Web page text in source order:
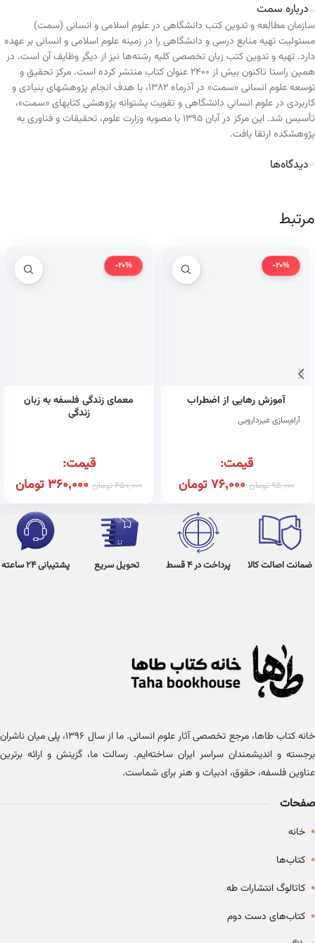
درباره سمت
سازمان مطالعه و تدوین کتب دانشگاهی در علوم اسلامی و انسانی (سمت)
مسئولیت تهیه منابع درسی و دانشگاهی را در زمینه علوم اسلامی و انسانی بر عهده
دارد. تهیه و تدوین کتب زبان تخصصی کلیه رشته‌ها نیز از دیگر وظایف آن است. در
همین راستا تاکنون بیش از ۲۴۰۰ عنوان کتاب منتشر کرده است. مرکز تحقیق و
توسعه علوم انسانی «سمت» در آذرماه ۱۳۸۲، با هدف انجام پژوهشهای بنیادی و
کاربردی در علوم انسانیِ دانشگاهی و تقویت پشتوانه پژوهشی کتابهای «سمت»،
تأسیس شد. این مرکز در آبان ۱۳۹۵ با مصوبه وزارت علوم، تحقیقات و فناوری به
پژوهشکده ارتقا یافت.
دیدگاه‌ها
مرتبط
-20%
آموزش رهایی از اضطراب
آرام‌سازی غیردارویی
قیمت:
95,000تومان 76,000تومان
-20%
معمای زندگی فلسفه به زبان
زندگی
قیمت:
450,000تومان 360,000تومان
ضمانت اصالت کالا پرداخت در 4 قسط تحویل سریع پشتیبانی 24 ساعته
خانه کتاب طاها، مرجع تخصصی آثار علوم انسانی. ما از سال ۱۳۹۶، پلی میان ناشران
برجسته و اندیشمندان سراسر ایران ساخته‌ایم. رسالت ما، گزینش و ارائه برترین
عناوین فلسفه، حقوق، ادبیات و هنر برای شماست.
صفحات
• خانه
• کتاب‌ها
• کاتالوگ انتشارات طه
• کتاب‌های دست دوم